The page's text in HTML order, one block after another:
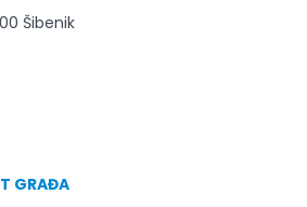
Šibenik
GRAĐA